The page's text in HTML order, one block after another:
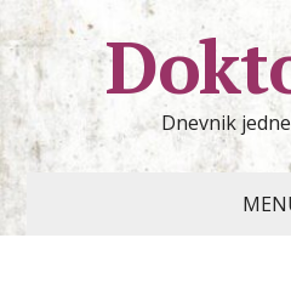
Dnevnik